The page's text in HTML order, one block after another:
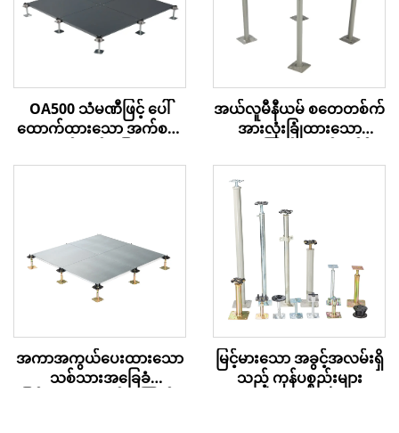
OA500 သံမဏီဖြင့် ပေါ်
ထောက်ထားသော အက်စက်
အယ်လူမီနီယမ် စတေတစ်က်
အားလုံးခြုံထားသော
လော့ဖ်
အကာအကွယ်ပေးထားသော
သစ်သားအခြေခံ
မြင့်မားသော အခွင့်အလမ်းရှိ
သည့် ကုန်ပစ္စည်းများ